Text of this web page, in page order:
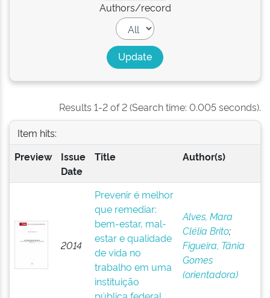
Authors/record
Results 1-2 of 2 (Search time: 0.005 seconds).
Item hits:
Preview
Issue
Date
Title Author(s)
2014
Prevenir é melhor
que remediar:
bem-estar, mal-
estar e qualidade
de vida no
trabalho em uma
instituição
Alves, Mara
Clélia Brito;
Figueira, Tânia
Gomes
(orientadora)